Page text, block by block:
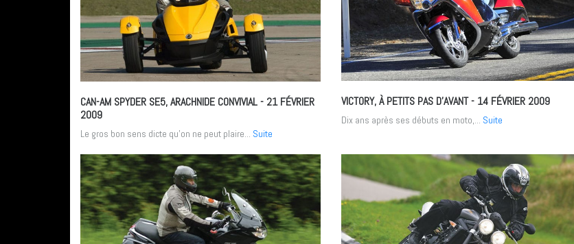
CAN-AM SPYDER SE5, ARACHNIDE CONVIVIAL- 21 FÉVRIER
2009
Le gros bon sens dicte qu’on ne peut plaire... Suite
VICTORY, À PETITS PAS D’AVANT- 14 FÉVRIER 2009
Dix ans après ses débuts en moto,... Suite